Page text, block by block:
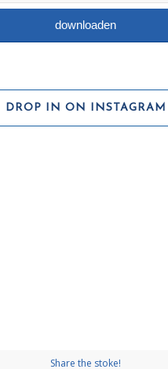
DROP IN ON INSTAGRAM
Share the stoke!